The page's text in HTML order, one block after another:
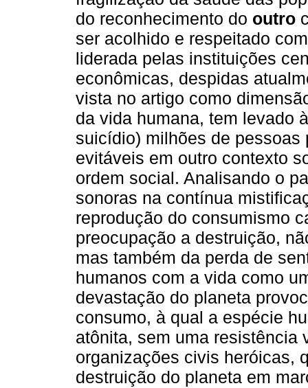
do reconhecimento do outro
ser acolhido e respeitado
liderada pelas instituições
econômicas, despidas
vista no artigo como
da vida humana, tem levado
suicídio) milhões de
evitáveis em outro contexto
ordem social. Analisando o
sonoras na contínua
reprodução do consumismo
preocupação a destruição,
mas também da perda de
humanos com a vida como
devastação do planeta
consumo, à qual a espécie
atônita, sem uma resistência
organizações civis heróicas,
destruição do planeta em